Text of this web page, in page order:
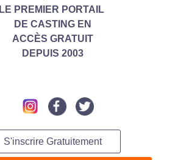
LE PREMIER PORTAIL
DE CASTING EN
ACC ÈS GRATUIT
DEPUIS 2003
S'inscrire Gratuitement